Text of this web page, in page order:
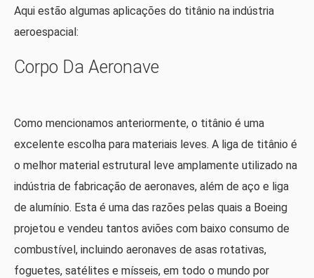
Aqui estão algumas aplicações do titânio na indústria
aeroespacial:
Corpo Da Aeronave
Como mencionamos anteriormente, o titânio é uma
excelente escolha para materiais leves. A liga de titânio é
o melhor material estrutural leve amplamente utilizado na
indústria de fabricação de aeronaves, além de aço e liga
de alumínio. Esta é uma das razões pelas quais a Boeing
projetou e vendeu tantos aviões com baixo consumo de
combustível, incluindo aeronaves de asas rotativas,
foguetes, satélites e mísseis, em todo o mundo por